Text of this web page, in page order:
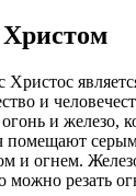
Христом
Христос
и
и железо,
и огнем.
можно резать